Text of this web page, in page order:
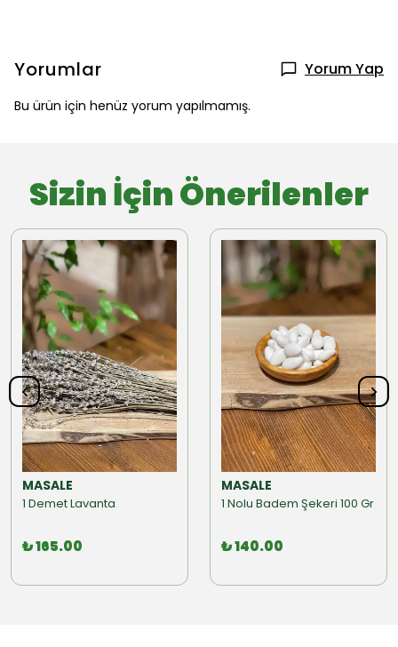
Yorumlar Yorum Yap
Bu ürün için henüz yorum yapılmamış.
Sizin İçin Önerilenler
MASALE
1 Demet Lavanta
₺ 165.00
MASALE
1 Nolu Badem Şekeri 100 Gr
₺ 140.00